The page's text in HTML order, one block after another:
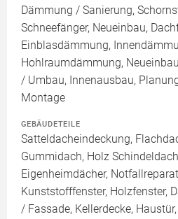
Dämmung / Sanierung,
Schneefänger, Neueinbau,
Einblasdämmung,
Hohlraumdämmung,
/ Umbau, Innenausbau,
Montage
GEBÄUDETEILE
Satteldacheindeckung,
Gummidach, Holz
Eigenheimdächer,
Kunststofffenster, Holzfenster,
/ Fassade, Kellerdecke,